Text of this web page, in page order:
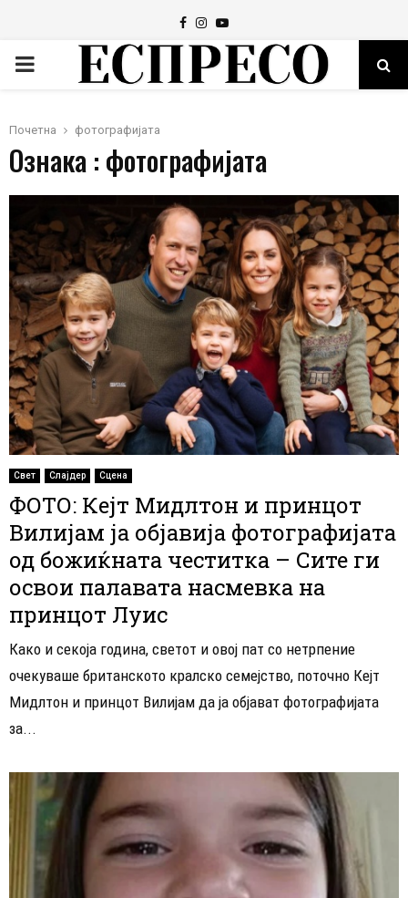
Facebook
Instagram
Youtube
PRIMARY
Почетна фотографијата
Ознака : фотографијата
Свет Слајдер Сцена
ФОТО: Кејт Мидлтон и принцот
Вилијам ја објавија фотографијата
од божиќната честитка – Сите ги
освои палавата насмевка на
принцот Луис
Како и секоја година, светот и овој пат со нетрпение
очекуваше британското кралско семејство, поточно Кејт
Мидлтон и принцот Вилијам да ја објават фотографијата
за...